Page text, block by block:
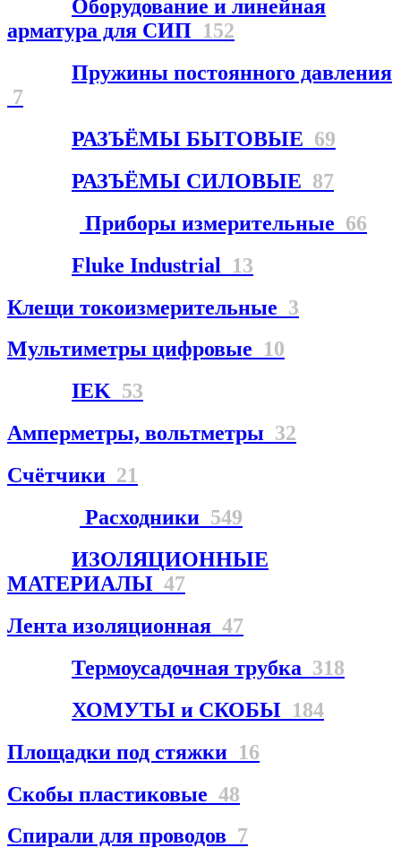
Оборудование и линейная
арматура для СИП 152
Пружины постоянного давления
7
РАЗЪЁМЫ БЫТОВЫЕ 69
РАЗЪЁМЫ СИЛОВЫЕ 87
Приборы измерительные 66
Fluke Industrial 13
Клещи токоизмерительные 3
Мультиметры цифровые 10
IEK 53
Амперметры, вольтметры 32
Счётчики 21
Расходники 549
ИЗОЛЯЦИОННЫЕ
МАТЕРИАЛЫ 47
Лента изоляционная 47
Термоусадочная трубка 318
ХОМУТЫ и СКОБЫ 184
Площадки под стяжки 16
Скобы пластиковые 48
Спирали для проводов 7